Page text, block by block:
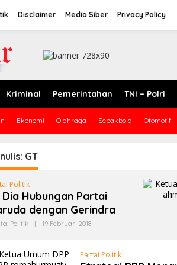
Disclaimer Media Siber Privacy Policy
Kriminal Pemerintahan TNI – Polri
Ekonomi Olahraga Sepakbola Otomotif
GT
Politik
Dia Hubungan Partai
dengan Gerindra
, Politik 19 Februari 2018O
E
G
Partai Politik